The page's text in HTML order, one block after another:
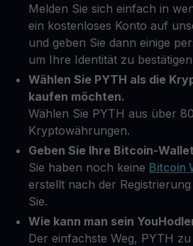
Melden Sie sich einfach in
ein kostenloses Konto auf
und geben Sie dann einige
um Ihre Identität zu
Wählen Sie PYTH als die
kaufen möchten.
Wählen Sie PYTH aus über
Kryptowährungen.
Geben Sie Ihre Bitcoin-
Sie haben noch keine Bitcoin
erstellt nach der
Sie.
Wie kann man sein
Der einfachste Weg, PYTH